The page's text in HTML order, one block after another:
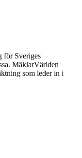
för Sveriges
MäklarVärlden
som leder in i